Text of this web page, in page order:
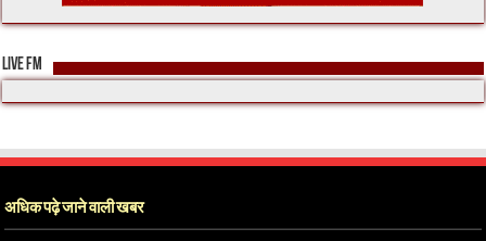
LIVE FM
अधिक पढ़े जाने वाली खबर